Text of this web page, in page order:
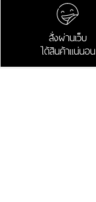
สั่งผ่านเว็บ
ได้สินค้าแน่นอน